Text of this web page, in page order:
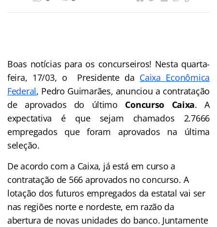
Boas notícias para os concurseiros! Nesta quarta-
feira, 17/03, o Presidente da Caixa Econômica
Federal, Pedro Guimarães, anunciou a contratação
de aprovados do último Concurso Caixa. A
expectativa é que sejam chamados 2.7666
empregados que foram aprovados na última
seleção.
De acordo com a Caixa, já está em curso a
contratação de 566 aprovados no concurso. A
lotação dos futuros empregados da estatal vai ser
nas regiões norte e nordeste, em razão da
abertura de novas unidades do banco. Juntamente